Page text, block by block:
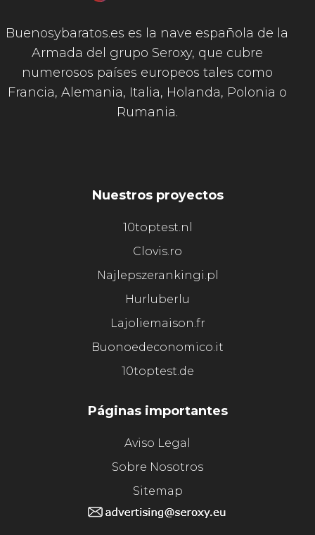
Buenosybaratos.es es la nave española de la
Armada del grupo Seroxy, que cubre
numerosos países europeos tales como
Francia, Alemania, Italia, Holanda, Polonia o
Rumania.
Nuestros proyectos
10toptest.nl
Clovis.ro
Najlepszerankingi.pl
Hurluberlu
Lajoliemaison.fr
Buonoedeconomico.it
10toptest.de
Páginas importantes
Aviso Legal
Sobre Nosotros
Sitemap